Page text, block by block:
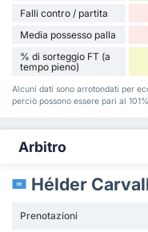
Falli contro / partita
Media possesso palla
% di sorteggio FT (a
tempo pieno)
Alcuni dati sono arrotondati per
perciò possono essere pari al
Arbitro
Hélder
Prenotazioni